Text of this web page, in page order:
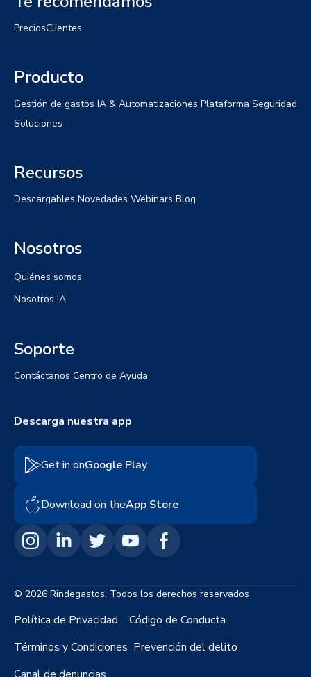
PreciosClientes
Producto
Gestión de gastos IA & Automatizaciones Plataforma Seguridad
Soluciones
Recursos
Descargables Novedades Webinars Blog
Nosotros
Quiénes somos
Nosotros IA
Soporte
Contáctanos Centro de Ayuda
© 2026 Rindegastos. Todos los derechos reservados
Política de Privacidad
Código de Conducta
Términos y Condiciones Prevención del delito
Descarga nuestra app
Get in onGoogle Play
Download on theApp Store